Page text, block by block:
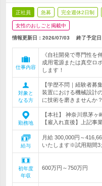
正社員 急募 完全週休2日制
女性のおしごと掲載中
情報更新日：2026/07/03 終了予定日
仕事内容
《自社開発で専門性
成用電源または真空ロ
します！
対象と
なる方
【学歴不問｜経験者
装置における機械設計
に技術を磨きませんか？
勤務地
【本社】 神奈川県茅
【雇入れ直後】上記事
給与
月給 300,000円～
いたします※試用期間3
初年度
年収
600万円～750万円